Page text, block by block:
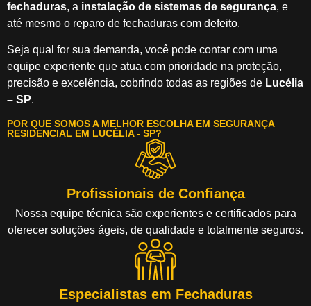
fechaduras, a instalação de sistemas de segurança, e
até mesmo o reparo de fechaduras com defeito.
Seja qual for sua demanda, você pode contar com uma
equipe experiente que atua com prioridade na proteção,
precisão e excelência, cobrindo todas as regiões de Lucélia
– SP.
POR QUE SOMOS A MELHOR ESCOLHA EM SEGURANÇA
RESIDENCIAL EM LUCÉLIA - SP?
Profissionais de Confiança
Nossa equipe técnica são experientes e certificados para
oferecer soluções ágeis, de qualidade e totalmente seguros.
Especialistas em Fechaduras